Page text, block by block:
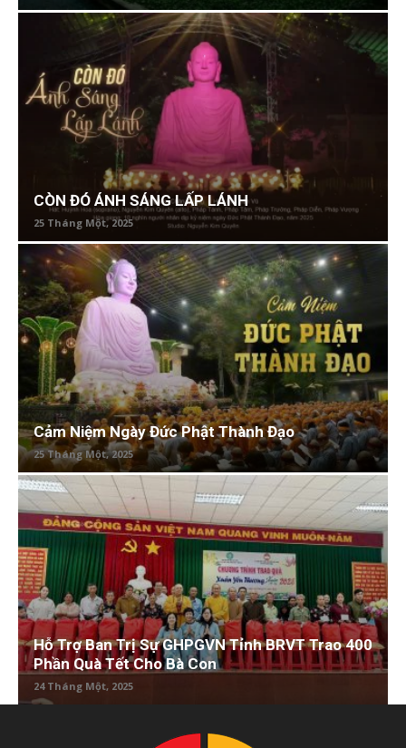
CÒN ĐÓ ÁNH SÁNG LẤP LÁNH
25 Tháng Một, 2025
Cảm Niệm Ngày Đức Phật Thành Đạo
25 Tháng Một, 2025
Hỗ Trợ Ban Trị Sự GHPGVN Tỉnh BRVT Trao 400
Phần Quà Tết Cho Bà Con
24 Tháng Một, 2025